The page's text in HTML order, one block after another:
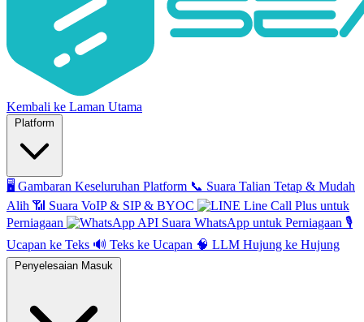
Kembali ke Laman Utama
Platform
🖥️ Gambaran Keseluruhan Platform 📞 Suara Talian Tetap & Mudah
Alih 📶 Suara VoIP & SIP & BYOC
Line Call Plus untuk
Perniagaan
API Suara WhatsApp untuk Perniagaan 🎙️
Ucapan ke Teks 🔊 Teks ke Ucapan 🧠 LLM Hujung ke Hujung
Penyelesaian Masuk